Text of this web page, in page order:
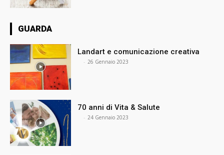
GUARDA
Landart e comunicazione creativa
- 26 Gennaio 2023
70 anni di Vita & Salute
- 24 Gennaio 2023